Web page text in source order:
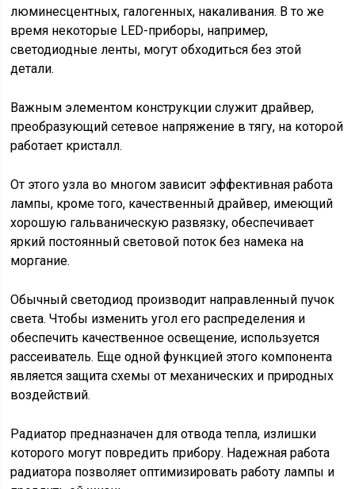
люминесцентных, галогенных, накаливания. В то же
время некоторые LED-приборы, например,
светодиодные ленты, могут обходиться без этой
детали.
Важным элементом конструкции служит драйвер,
преобразующий сетевое напряжение в тягу, на которой
работает кристалл.
От этого узла во многом зависит эффективная работа
лампы, кроме того, качественный драйвер, имеющий
хорошую гальваническую развязку, обеспечивает
яркий постоянный световой поток без намека на
моргание.
Обычный светодиод производит направленный пучок
света. Чтобы изменить угол его распределения и
обеспечить качественное освещение, используется
рассеиватель. Еще одной функцией этого компонента
является защита схемы от механических и природных
воздействий.
Радиатор предназначен для отвода тепла, излишки
которого могут повредить прибору. Надежная работа
радиатора позволяет оптимизировать работу лампы и